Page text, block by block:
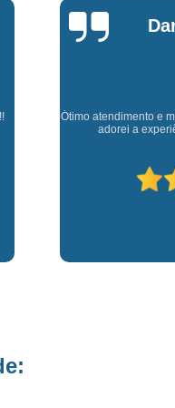
Experiência muito
bem além de ter